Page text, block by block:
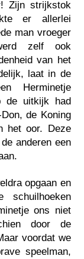
Zijn strijkstok
er allerlei
man vroeger
zelf ook
van het
laat in de
Herminetje
de uitkijk had
de Koning
het oor. Deze
anderen een
opgaan en
ons niet
door de
voordat we
speelman,